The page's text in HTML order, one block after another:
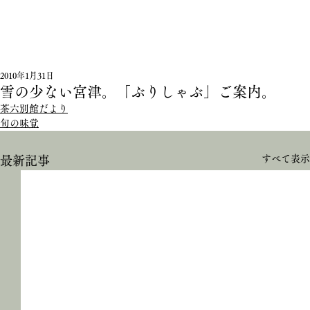
雪の少ない宮津。「ぶりしゃぶ」ご案内。
2010年1月31日
茶六別館だより
旬の味覚
最新記事 すべて表示